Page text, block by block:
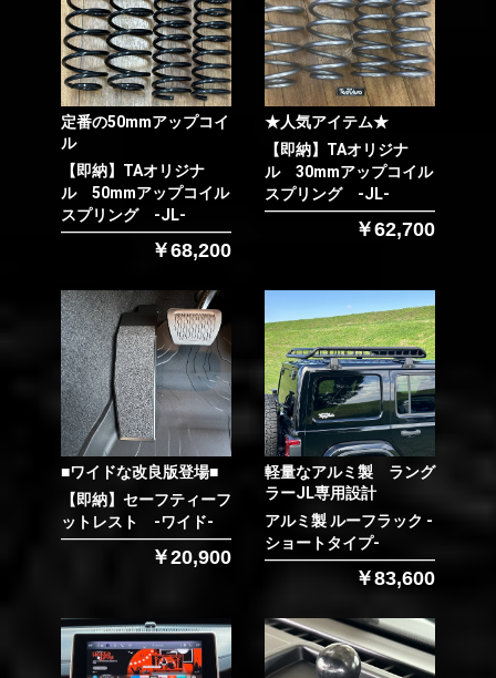
定番の50mmアップコイ
ル
【即納】TAオリジナ
ル 50mmアップコイル
スプリング -JL-
￥68,200
★人気アイテム★
【即納】TAオリジナ
ル 30mmアップコイル
スプリング -JL-
￥62,700
■ワイドな改良版登場■
【即納】セーフティーフ
ットレスト -ワイド-
￥20,900
軽量なアルミ製 ラング
ラーJL専用設計
アルミ製 ルーフラック -
ショートタイプ-
￥83,600